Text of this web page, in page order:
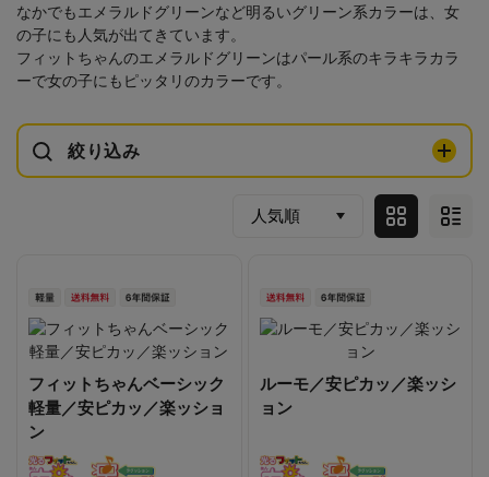
なかでもエメラルドグリーンなど明るいグリーン系カラーは、女
の子にも人気が出てきています。
フィットちゃんのエメラルドグリーンはパール系のキラキラカラ
ーで女の子にもピッタリのカラーです。
絞り込み
フィットちゃんベーシック
軽量／安ピカッ／楽ッショ
ン
ルーモ／安ピカッ／楽ッシ
ョン